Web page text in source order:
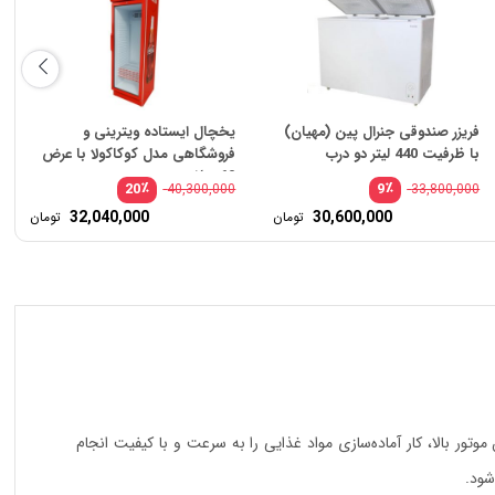
1,430,000 تومان
فریزر صندوقی جنرال پین (مهیان)
با ظرفیت 440 لیتر دو درب
٪9 33,800,000
30,600,000 تومان
یخچال ایستاده ویترینی و
فروشگاهی مدل کوکاکولا با عرض
60 سانتی متر
٪20 40,300,000
32,040,000 تومان
بالا، کار آماده‌سازی مواد غذایی را به سرعت و با کیفیت انجام